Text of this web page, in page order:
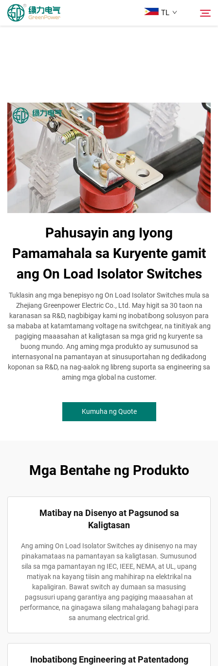
TL
Tungkol Sa Amin
Mga Solusyon
Ilagay
Makipag-ugnayan sa Amin
Pahusayin ang Iyong
Pamamahala sa Kuryente gamit
ang On Load Isolator Switches
Tuklasin ang mga benepisyo ng On Load Isolator Switches mula sa
Zhejiang Greenpower Electric Co., Ltd. May higit sa 30 taon na
karanasan sa R&D, nagbibigay kami ng inobatibong solusyon para
sa mababa at katamtamang voltage na switchgear, na tinitiyak ang
pagiging maaasahan at kaligtasan sa mga grid ng kuryente sa
buong mundo. Ang aming mga produkto ay sumusunod sa
internasyonal na pamantayan at sinusuportahan ng dedikadong
koponan sa R&D, na nag-aalok ng libreng suporta sa engineering sa
aming mga global na customer.
Kumuha ng Quote
Mga Bentahe ng Produkto
Matibay na Disenyo at Pagsunod sa
Kaligtasan
Ang aming On Load Isolator Switches ay dinisenyo na may
pinakamataas na pamantayan sa kaligtasan. Sumusunod
sila sa mga pamantayan ng IEC, IEEE, NEMA, at UL, upang
matiyak na kayang tiisin ang mahihirap na elektrikal na
kapaligiran. Bawat switch ay dumaan sa masusing
pagsusuri upang garantiya ang pagiging maaasahan at
performance, na ginagawa silang mahalagang bahagi para
sa anumang electrical grid.
Inobatibong Engineering at Patentadong